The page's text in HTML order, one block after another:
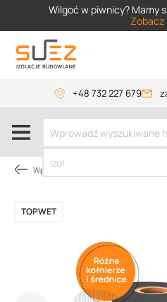
Wilgoć w piwnicy? Mamy
Zobacz
+48 732 227 679
Wpusty i akcesoria
TOPWET